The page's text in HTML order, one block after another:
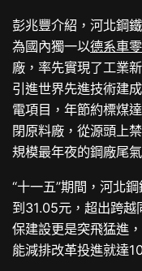
彭兆豐介紹，河北鋼
為國內獨一以德系車
廠，率先實現了工業
引進世界先進技術建
電項目，年節約標煤
閉原料廠，從源頭上
規模最年夜的鋼廠尾
“十一五”期間，河北
到31.05元，超出跨越
保建設更是突飛猛進
能減排改革投進就達